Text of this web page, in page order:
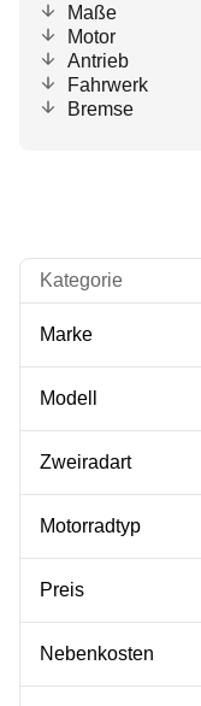
Maße
Motor
Antrieb
Fahrwerk
Bremse
Kategorie
Marke
Modell
Zweiradart
Motorradtyp
Preis
Nebenkosten